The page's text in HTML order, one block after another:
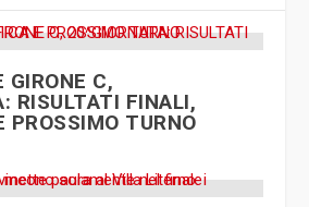
GIRONE C,
RISULTATI FINALI,
PROSSIMO TURNO